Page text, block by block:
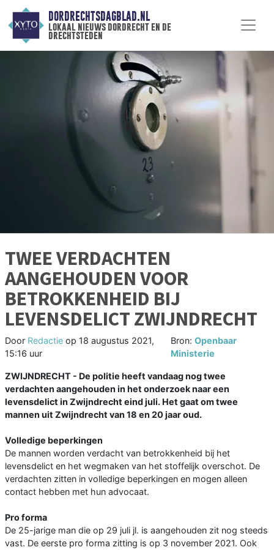
DORDRECHTSDAGBLAD.NL
lokaal nieuws dordrecht en de
drechtsteden
TWEE VERDACHTEN
AANGEHOUDEN VOOR
BETROKKENHEID BIJ
LEVENSDELICT ZWIJNDRECHT
Door Redactie op 18 augustus 2021,
15:16 uur
Bron:Openbaar
Ministerie
ZWIJNDRECHT - De politie heeft vandaag nog twee
verdachten aangehouden in het onderzoek naar een
levensdelict in Zwijndrecht eind juli. Het gaat om twee
mannen uit Zwijndrecht van 18 en 20 jaar oud.
Volledige beperkingen
De mannen worden verdacht van betrokkenheid bij het
levensdelict en het wegmaken van het stoffelijk overschot. De
verdachten zitten in volledige beperkingen en mogen alleen
contact hebben met hun advocaat.
Pro forma
De 25-jarige man die op 29 juli jl. is aangehouden zit nog steeds
vast. De eerste pro forma zitting is op 3 november 2021. Ook